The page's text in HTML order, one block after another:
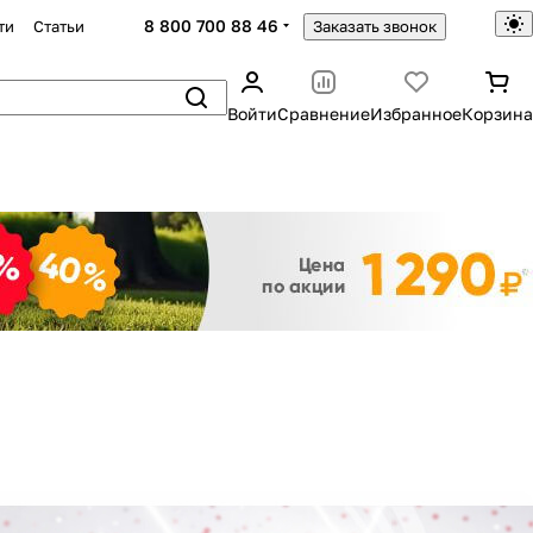
Статьи 8 800 700 88 46 Заказать звонок
ВойтиСравнениеИзбранноеКорзина